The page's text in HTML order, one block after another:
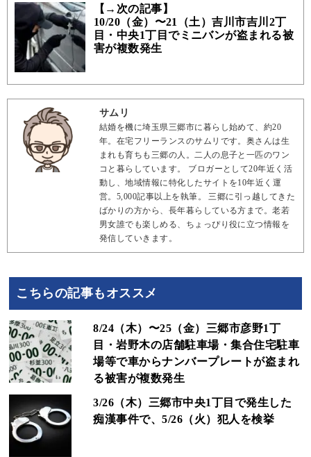
【→次の記事】
10/20（金）〜21（土）吉川市吉川2丁
目・中央1丁目でミニバンが盗まれる被
害が複数発生
サムリ
結婚を機に埼玉県三郷市に暮らし始めて、約20
年。在宅フリーランスのサムリです。奥さんは生
まれも育ちも三郷の人。二人の息子と一匹のワン
コと暮らしています。 ブロガーとして20年近く活
動し、地域情報に特化したサイトを10年近く運
営。5,000記事以上を執筆。 三郷に引っ越してきた
ばかりの方から、長年暮らしている方まで。老若
男女誰でも楽しめる、ちょっぴり役に立つ情報を
発信していきます。
こちらの記事もオススメ
8/24（木）〜25（金）三郷市彦野1丁
目・岩野木の店舗駐車場・集合住宅駐車
場等で車からナンバープレートが盗まれ
る被害が複数発生
3/26（木）三郷市中央1丁目で発生した
痴漢事件で、5/26（火）犯人を検挙